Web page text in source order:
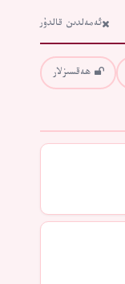
ئەمەلدىن قالدۇر
ھەقسىزلار